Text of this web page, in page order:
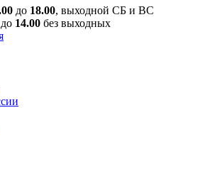
до 18.00, выходной СБ и ВС
до 14.00 без выходных